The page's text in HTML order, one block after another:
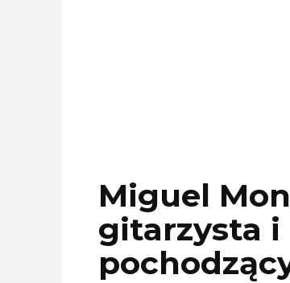
Miguel
gitarzysta